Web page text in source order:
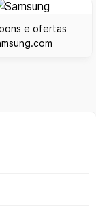
e ofertas